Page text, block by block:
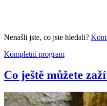
Nenašli jste, co jste hledali?
Kompletní program
Co ještě můžete